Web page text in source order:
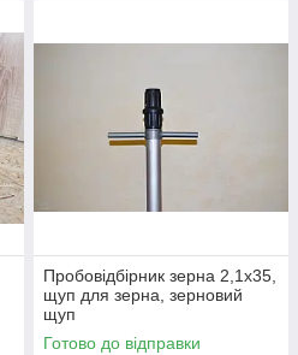
Пробовідбірник зерна 2,1х35,
щуп для зерна, зерновий
щуп
Готово до відправки